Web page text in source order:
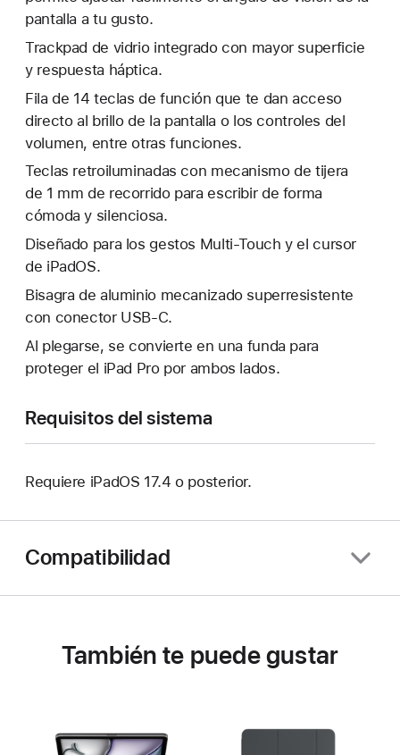
pantalla a tu gusto.
Trackpad de vidrio integrado con mayor superficie
y respuesta háptica.
Fila de 14 teclas de función que te dan acceso
directo al brillo de la pantalla o los controles del
volumen, entre otras funciones.
Teclas retroiluminadas con mecanismo de tijera
de 1 mm de recorrido para escribir de forma
cómoda y silenciosa.
Diseñado para los gestos Multi‑Touch y el cursor
de iPadOS.
Bisagra de aluminio mecanizado superresistente
con conector USB‑C.
Al plegarse, se convierte en una funda para
proteger el iPad Pro por ambos lados.
Requisitos del sistema
Requiere iPadOS 17.4 o posterior.
Compatibilidad
También te puede gustar